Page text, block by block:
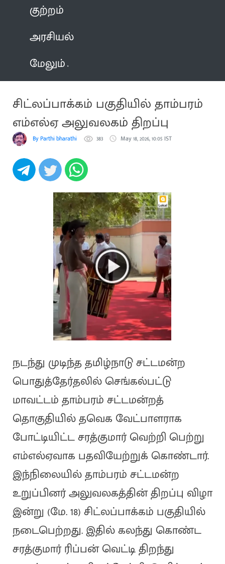
குற்றம்
அரசியல்
மேலும்
சிட்லப்பாக்கம் பகுதியில் தாம்பரம்
எம்எல்ஏ அலுவலகம் திறப்பு
By Parthi bharathi 383 May 18, 2026, 10:05 IST
நடந்து முடிந்த தமிழ்நாடு சட்டமன்ற
பொதுத்தேர்தலில் செங்கல்பட்டு
மாவட்டம் தாம்பரம் சட்டமன்றத்
தொகுதியில் தவெக வேட்பாளராக
போட்டியிட்ட சரத்குமார் வெற்றி பெற்று
எம்எல்ஏவாக பதவியேற்றுக் கொண்டார்.
இந்நிலையில் தாம்பரம் சட்டமன்ற
உறுப்பினர் அலுவலகத்தின் திறப்பு விழா
இன்று (மே. 18) சிட்லப்பாக்கம் பகுதியில்
நடைபெற்றது. இதில் கலந்து கொண்ட
சரத்குமார் ரிப்பன் வெட்டி திறந்து